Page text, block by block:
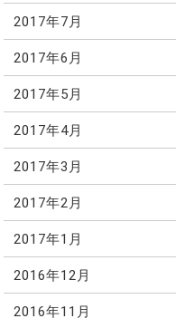
2017年7月
2017年6月
2017年5月
2017年4月
2017年3月
2017年2月
2017年1月
2016年12月
2016年11月